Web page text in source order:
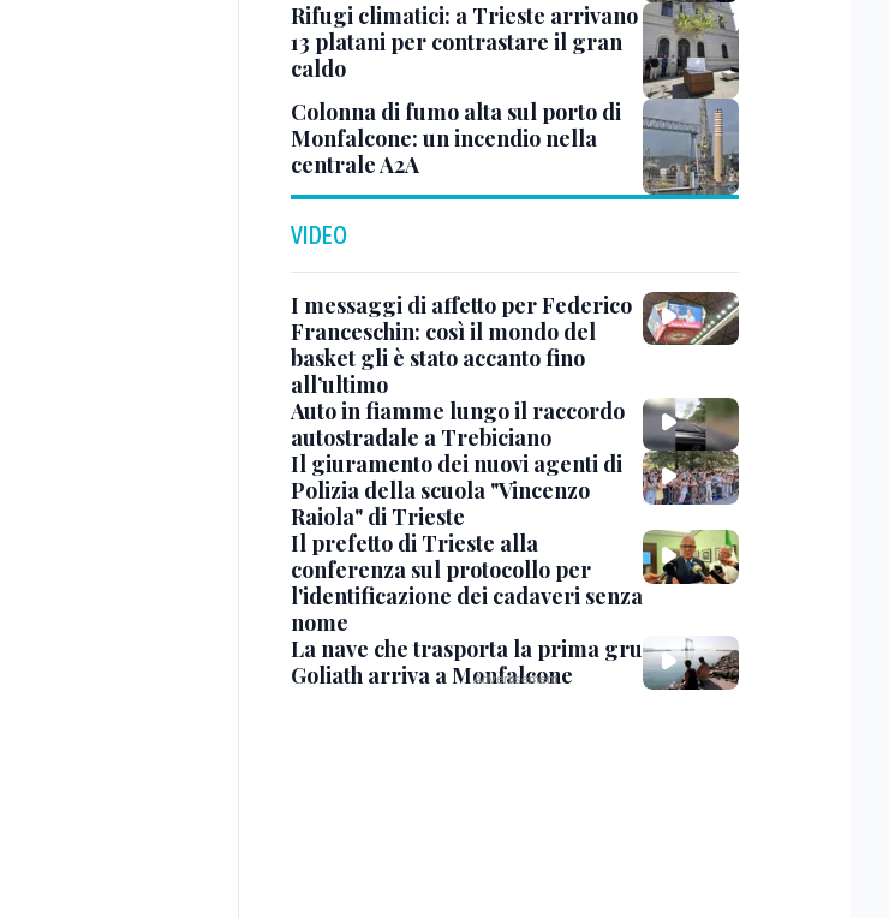
Rifugi climatici: a Trieste arrivano
13 platani per contrastare il gran
caldo
Colonna di fumo alta sul porto di
Monfalcone: un incendio nella
centrale A2A
VIDEO
I messaggi di affetto per Federico
Franceschin: così il mondo del
basket gli è stato accanto fino
all’ultimo
Auto in fiamme lungo il raccordo
autostradale a Trebiciano
Il giuramento dei nuovi agenti di
Polizia della scuola "Vincenzo
Raiola" di Trieste
Il prefetto di Trieste alla
conferenza sul protocollo per
l'identificazione dei cadaveri senza
nome
La nave che trasporta la prima gru
Goliath arriva a Monfalcone